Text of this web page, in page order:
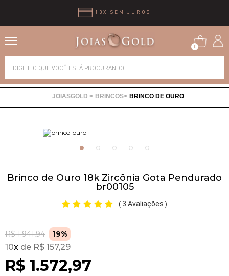
10X SEM JUROS
0
BRINCOS BRINCO DE OURO
Brinco de Ouro 18k Zircônia Gota Pendurado
br00105
( 3 Avaliações )
R$ 1.941,94 19%
R$ 1.572,97
10x R$ 157,29
Alianças
Brincos
Pingentes
Pulseiras